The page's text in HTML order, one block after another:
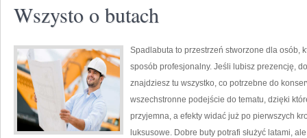
Wszysto o butach
Spadlabuta to przestrzeń stworzone dla osób,
sposób profesjonalny. Jeśli lubisz prezencję,
znajdziesz tu wszystko, co potrzebne do
wszechstronne podejście do tematu, dzięki
przyjemna, a efekty widać już po pierwszych
luksusowe. Dobre buty potrafi służyć latami,